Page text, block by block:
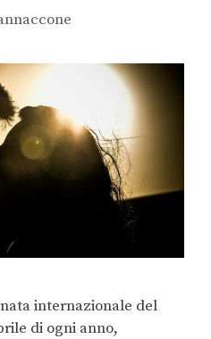
internazionale del
di ogni anno,